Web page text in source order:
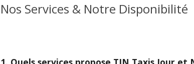
Nos Services & Notre Disponibilité